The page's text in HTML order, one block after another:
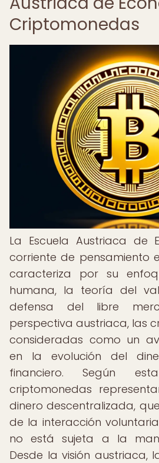
Criptomonedas
La Escuela Austriaca de
corriente de pensamiento
caracteriza por su
humana, la teoría del
defensa del libre
perspectiva austriaca, las
consideradas como un
en la evolución del
financiero. Según
criptomonedas
dinero descentralizada,
de la interacción
no está sujeta a la
Desde la visión austriaca,